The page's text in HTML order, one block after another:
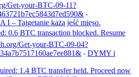
Get-your-BTC-09-11?
-
– Tajgetanie każą jeść mięso.
0.6 BTC transaction blocked. Resume
Get-your-BTC-09-04?
- DYMY i
1.4 BTC transfer held. Proceed now